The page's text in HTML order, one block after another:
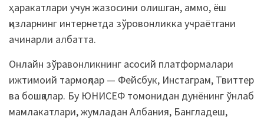
ҳаракатлари учун жазосини олишган, аммо, ёш
қизларнинг интернетда зўровонликка учраётгани
ачинарли албатта.
Онлайн зўравонликнинг асосий платформалари
ижтимоий тармоқлар — Фейсбук, Инстаграм, Твиттер
ва бошқалар. Бу ЮНИСЕФ томонидан дунёнинг ўнлаб
мамлакатлари, жумладан Албания, Бангладеш,